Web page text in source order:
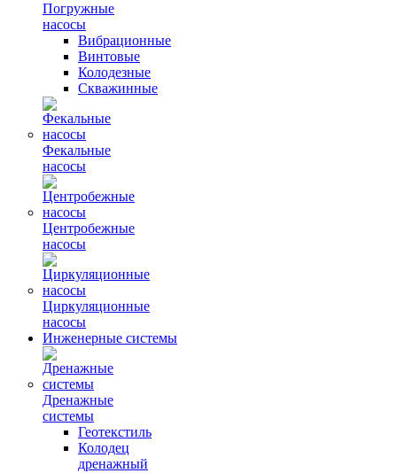
Погружные
насосы
Вибрационные
Винтовые
Колодезные
Скважинные
Фекальные
насосы
Центробежные
насосы
Циркуляционные
насосы
Инженерные системы
Дренажные
системы
Геотекстиль
Колодец
дренажный